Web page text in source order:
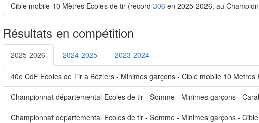
Cible mobile 10 Mètres Ecoles de tir (record 306 en 2025-2026, au
Résultats en compétition
2025-2026 2024-2025 2023-2024
40e CdF Ecoles de Tir à Béziers - Minimes garçons - Cible mobile 10 Mètres
Championnat départemental Ecoles de tir - Somme - Minimes garçons -
Championnat départemental Ecoles de tir - Somme - Minimes garçons -